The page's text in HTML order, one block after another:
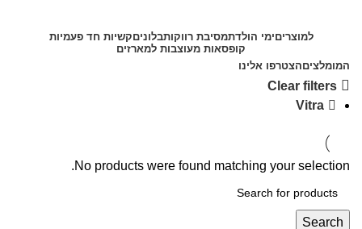
למוצריםימי הולדתמסיבת רווקותבלוניםקשיות חד פעמיות
קופסאות מעוצבות למארזים
המומלציםהצטרפו אלינו
Clear filters
Vitra
No products were found matching your selection.
Search